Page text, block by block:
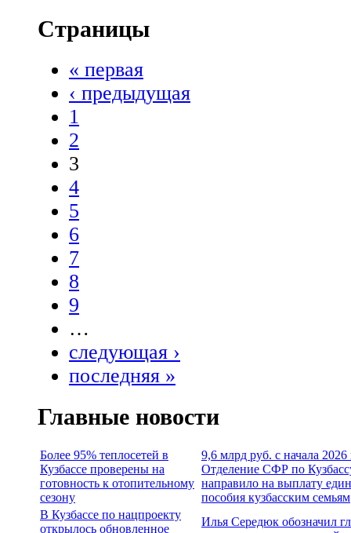
Страницы
« первая
‹ предыдущая
1
2
3
4
5
6
7
8
9
…
следующая ›
последняя »
Главные новости
Более 95% теплосетей в
Кузбассе проверены на
готовность к отопительному
сезону
9,6 млрд руб. с начала 2026
Отделение СФР по
направило на выплату
пособия кузбасским семьям
В Кузбассе по нацпроекту
открылось обновленное
Илья Середюк обозначил